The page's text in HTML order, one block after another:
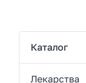
Каталог
Лекарства